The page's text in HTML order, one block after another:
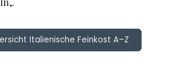
Italienische Feinkost A–Z